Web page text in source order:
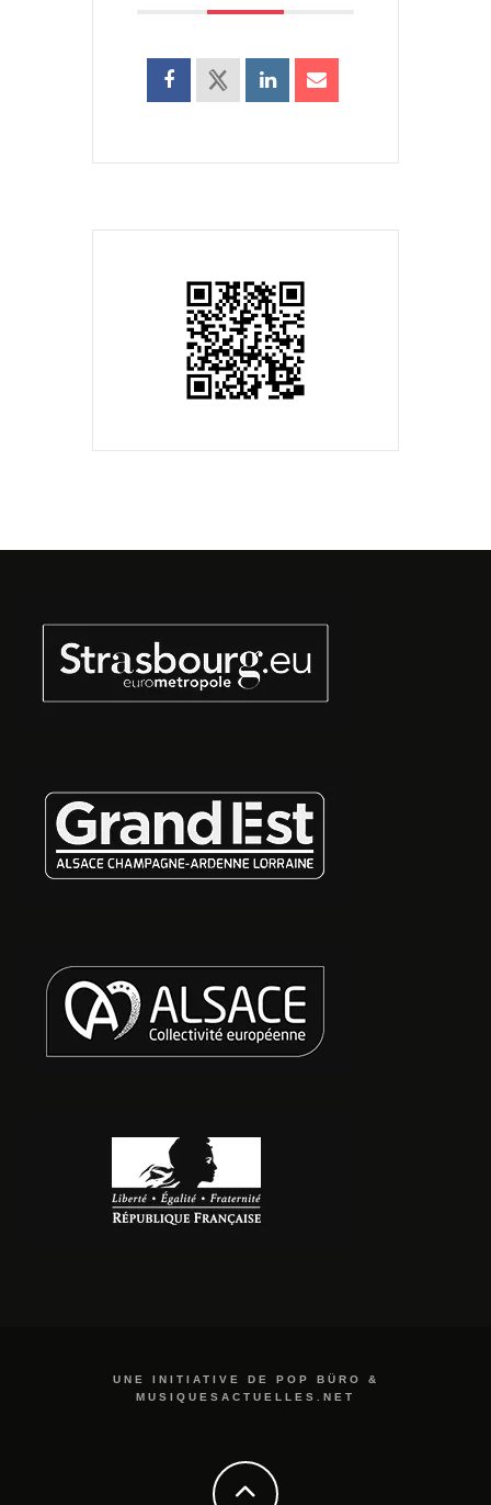
UNE INITIATIVE DE POP BÜRO &
MUSIQUESACTUELLES.NET